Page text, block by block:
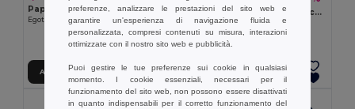
Paperella di gomma in PVC
Egotier 98077
Aggiungi al carrello
Console classica con 26 giochi in ABS
Egotier 97180
Aggiungi al carrello
preferenze, analizzare le prestazioni del sito web e
garantire un'esperienza di navigazione fluida e
personalizzata, compresi contenuti su misura, interazioni
ottimizzate con il nostro sito web e pubblicità.
Puoi gestire le tue preferenze sui cookie in qualsiasi
momento. I cookie essenziali, necessari per il
funzionamento del sito web, non possono essere disattivati
in quanto indispensabili per il corretto funzionamento del